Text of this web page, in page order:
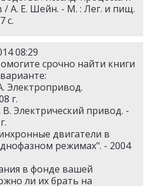
/ А. Е. Шейн. - М. : Лег. и пищ.
c.
08:29
срочно найти книги
Электропривод.
г.
Электрический привод. -
двигатели в
режимах". - 2004
в фонде вашей
ли их брать на